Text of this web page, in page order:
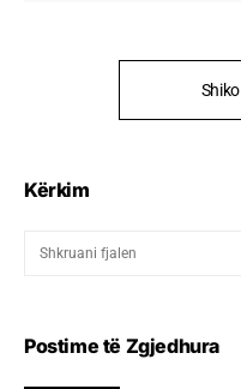
Kërkim
Postime të Zgjedhura